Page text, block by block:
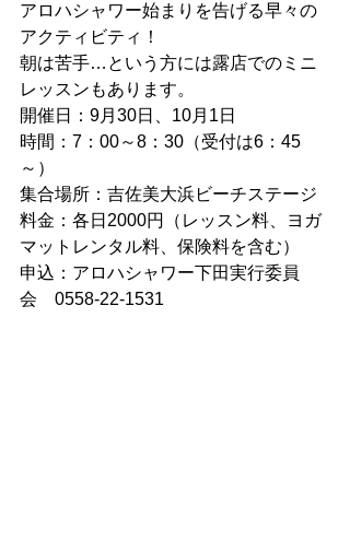
アロハシャワー始まりを告げる早々の
アクティビティ！
朝は苦手…という方には露店でのミニ
レッスンもあります。
開催日：9月30日、10月1日
時間：7：00～8：30（受付は6：45
～）
集合場所：吉佐美大浜ビーチステージ
料金：各日2000円（レッスン料、ヨガ
マットレンタル料、保険料を含む）
申込：アロハシャワー下田実行委員
会　0558-22-1531